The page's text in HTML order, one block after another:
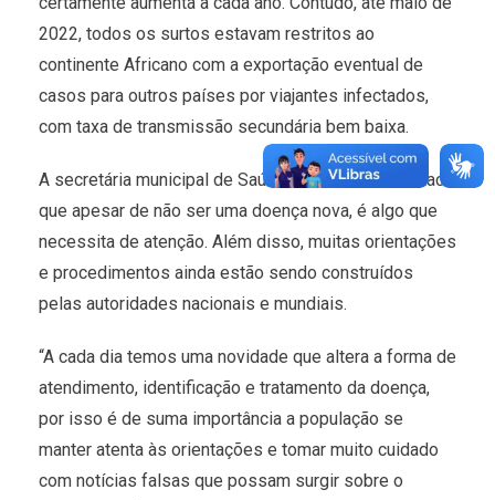
2022, todos os surtos estavam restritos ao
continente Africano com a exportação eventual de
casos para outros países por viajantes infectados,
com taxa de transmissão secundária bem baixa.
A secretária municipal de Saúde, Elaine Fúrio, destaca
que apesar de não ser uma doença nova, é algo que
necessita de atenção. Além disso, muitas orientações
e procedimentos ainda estão sendo construídos
pelas autoridades nacionais e mundiais.
“A cada dia temos uma novidade que altera a forma de
atendimento, identificação e tratamento da doença,
por isso é de suma importância a população se
manter atenta às orientações e tomar muito cuidado
com notícias falsas que possam surgir sobre o